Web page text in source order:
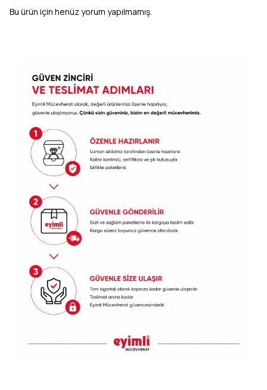
Bu ürün için henüz yorum yapılmamış.